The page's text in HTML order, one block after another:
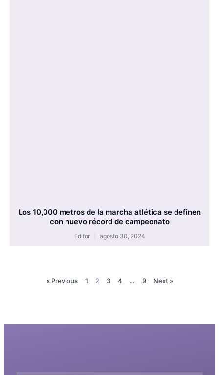
Los 10,000 metros de la marcha atlética se definen
con nuevo récord de campeonato
Editor agosto 30, 2024
« Previous 1 2 3 4 … 9 Next »